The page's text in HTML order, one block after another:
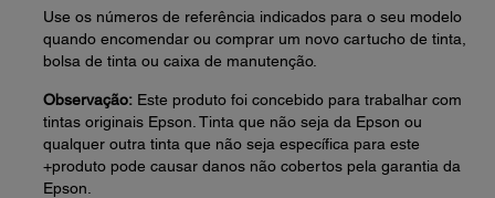
Use os números de referência indicados para o seu modelo
quando encomendar ou comprar um novo cartucho de tinta,
bolsa de tinta ou caixa de manutenção.
Observação: Este produto foi concebido para trabalhar com
tintas originais Epson. Tinta que não seja da Epson ou
qualquer outra tinta que não seja específica para este
+produto pode causar danos não cobertos pela garantia da
Epson.